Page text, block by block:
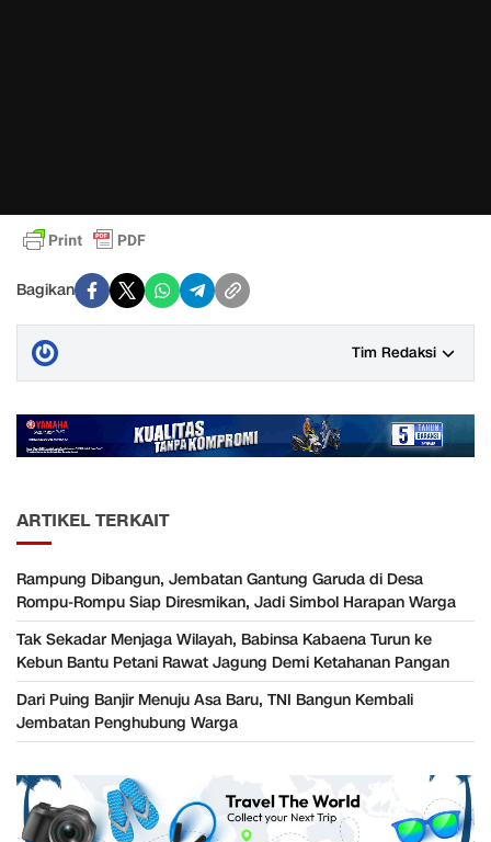
Bagikan
Tim Redaksi
ARTIKEL TERKAIT
Rampung Dibangun, Jembatan Gantung Garuda di Desa
Rompu-Rompu Siap Diresmikan, Jadi Simbol Harapan Warga
Tak Sekadar Menjaga Wilayah, Babinsa Kabaena Turun ke
Kebun Bantu Petani Rawat Jagung Demi Ketahanan Pangan
Dari Puing Banjir Menuju Asa Baru, TNI Bangun Kembali
Jembatan Penghubung Warga